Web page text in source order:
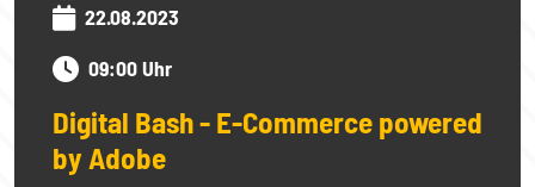
22.08.2023
09:00 Uhr
Digital Bash - E-Commerce powered
by Adobe